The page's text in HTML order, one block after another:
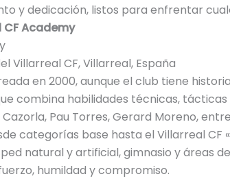
y dedicación, listos para enfrentar
Academy
Villarreal CF, Villarreal, España
en 2000, aunque el club tiene
combina habilidades técnicas,
Pau Torres, Gerard Moreno,
categorías base hasta el Villarreal CF
natural y artificial, gimnasio y áreas
humildad y compromiso.